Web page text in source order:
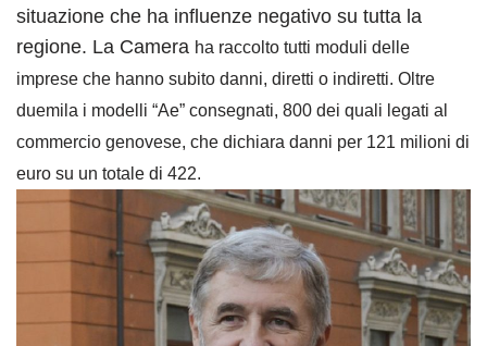
situazione che ha influenze negativo su tutta la
regione. La Camera ha raccolto tutti moduli delle
imprese che hanno subito danni, diretti o indiretti. Oltre
duemila i modelli “Ae” consegnati, 800 dei quali legati al
commercio genovese, che dichiara danni per 121 milioni di
euro su un totale di 422.